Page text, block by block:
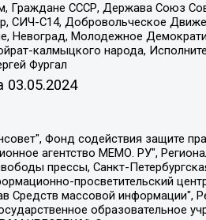
СССР, Держава Союз
СИЧ-С14, Добровольческое
Невоград, Молодежное
калмыцкого народа,
Фургал
03.05.2024
с ограниченной ответственностью "Ромашки монолит", Важенков Артем Валерьевич, Ивановская областная общественная организация "Центр гендерных исследований", Гурман Юрий Альбертович, Медиапроект "ОВД-Инфо", Егоров Владимир Владимирович, Жилинский Владимир Александрович, Общество с ограниченной ответственностью "ЗП", Иванова София Юрьевна, Карезина Инна Павловна, Кильтау Екатерина Викторовна, Петров Алексей Викторович, Пискунов Сергей Евгеньевич, Смирнов Сергей Сергеевич, Тихонов Михаил Сергеевич, Общество с ограниченной ответственностью "ЖУРНАЛИСТ-ИНОСТРАННЫЙ АГЕНТ", Арапова Галина Юрьевна, Вольтская Татьяна Анатольевна, Американская компания "Mason G.E.S. Anonymous Foundation" (США), являющаяся владельцем интернет-издания https://mnews.world/, Компания "Stichting Bellingcat", зарегистрированная в Нидерландах (дата регистрации 11.07.2018), Захаров Андрей Вячеславович, Клепиковская Екатерина Дмитриевна, Общество с ограниченной ответственностью "МЕМО", Перл Роман Александрович, Симонов Евгений Алексеевич, Соловьева Елена Анатольевна, Сотников Даниил Владимирович, Сурначева Елизавета Дмитриевна, Автономная некоммерческая организация по защите прав человека и информированию населения "Якутия – Наше Мнение", Общество с ограниченной ответственностью "Москоу диджитал медиа", с 26.01.2023 Общество с ограниченной ответственностью "Чайка Белые сады", Ветошкина Валерия Валерьевна, Заговора Максим Александрович, Межрегиональное общественное движение "Российская ЛГБТ - сеть", Оленичев Максим Владимирович, Павлов Иван Юрьевич, Скворцова Елена Сергеевна, Общество с ограниченной ответственностью "Как бы инагент", Кочетков Игорь Викторович, Общество с ограниченной ответственностью "Честные выборы", Еланчик Олег Александрович, Общество с ограниченной ответственностью "Нобелевский призыв", Гималова Регина Эмилевна, Григорьев Андрей Валерьевич, Григорьева Алина Александровна, Ассоциация по содействию защите прав призывников, альтернативнослужащих и военнослужащих "Правозащитная группа